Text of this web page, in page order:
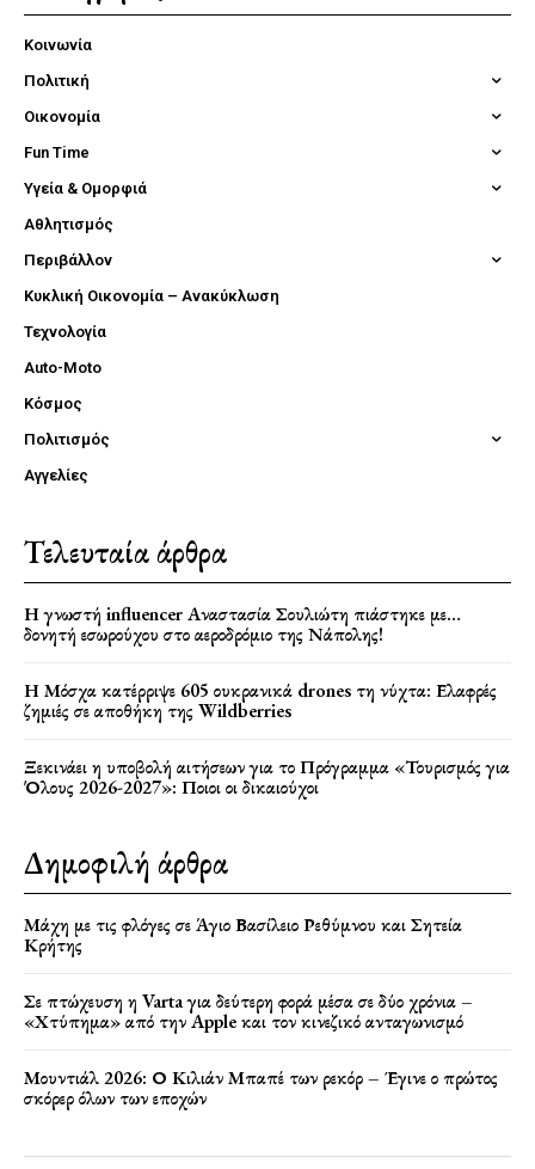
Κοινωνία
Πολιτική
Οικονομία
Fun Time
Υγεία & Ομορφιά
Αθλητισμός
Περιβάλλον
Κυκλική Οικονομία – Ανακύκλωση
Τεχνολογία
Auto-Moto
Κόσμος
Πολιτισμός
Αγγελίες
Τελευταία άρθρα
Η γνωστή influencer Αναστασία Σουλιώτη πιάστηκε με…
δονητή εσωρούχου στο αεροδρόμιο της Νάπολης!
Η Μόσχα κατέρριψε 605 ουκρανικά drones τη νύχτα: Ελαφρές
ζημιές σε αποθήκη της Wildberries
Ξεκινάει η υποβολή αιτήσεων για το Πρόγραμμα «Τουρισμός για
Όλους 2026-2027»: Ποιοι οι δικαιούχοι
Δημοφιλή άρθρα
Μάχη με τις φλόγες σε Άγιο Βασίλειο Ρεθύμνου και Σητεία
Κρήτης
Σε πτώχευση η Varta για δεύτερη φορά μέσα σε δύο χρόνια –
«Χτύπημα» από την Apple και τον κινεζικό ανταγωνισμό
Μουντιάλ 2026: Ο Κιλιάν Μπαπέ των ρεκόρ – Έγινε ο πρώτος
σκόρερ όλων των εποχών